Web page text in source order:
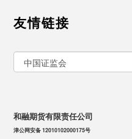
友情链接
和融期货有限责任公司
津公网安备 12010102000175号